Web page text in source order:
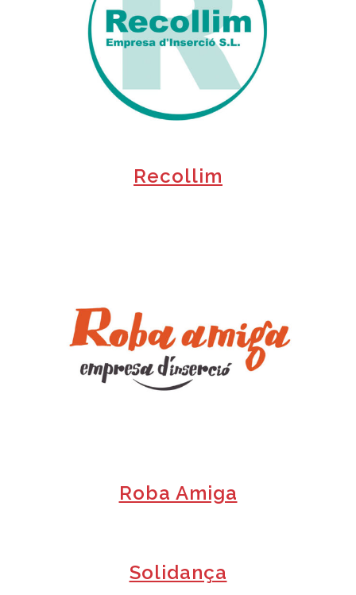
+
Recollim
+
Roba Amiga
Solidança